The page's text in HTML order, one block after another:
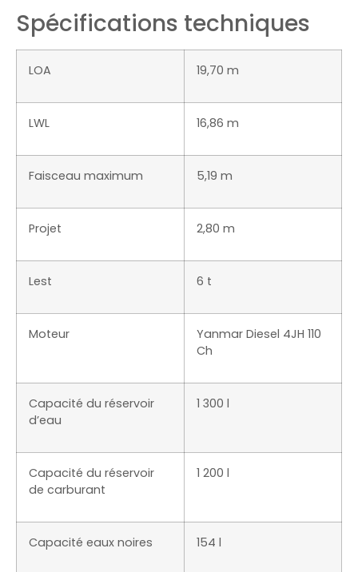
Spécifications techniques
LOA 19,70 m
LWL 16,86 m
Faisceau maximum 5,19 m
Projet 2,80 m
Lest 6 t
Moteur
Yanmar Diesel 4JH 110
Ch
Capacité du réservoir
d’eau
1 300 l
Capacité du réservoir
de carburant
1 200 l
Capacité eaux noires 154 l